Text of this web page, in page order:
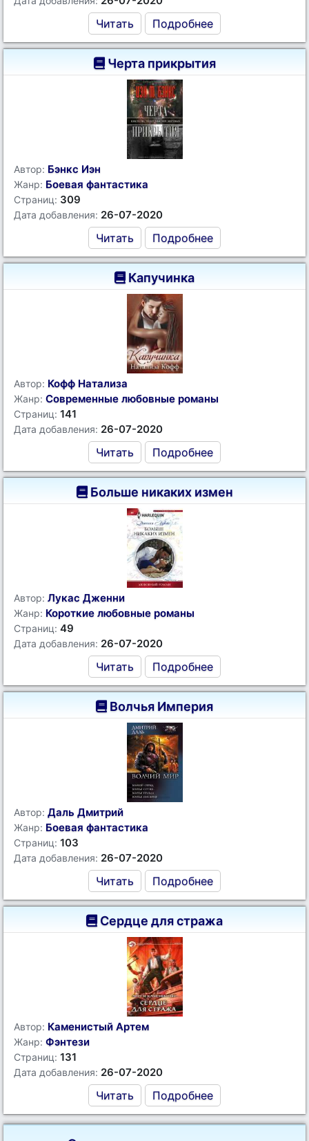
Читать Подробнее
Черта прикрытия
Автор: Бэнкс Иэн
Жанр: Боевая фантастика
Страниц: 309
Дата добавления: 26-07-2020
Читать Подробнее
Капучинка
Автор: Кофф Натализа
Жанр: Современные любовные романы
Страниц: 141
Дата добавления: 26-07-2020
Читать Подробнее
Больше никаких измен
Автор: Лукас Дженни
Жанр: Короткие любовные романы
Страниц: 49
Дата добавления: 26-07-2020
Читать Подробнее
Волчья Империя
Автор: Даль Дмитрий
Жанр: Боевая фантастика
Страниц: 103
Дата добавления: 26-07-2020
Читать Подробнее
Сердце для стража
Автор: Каменистый Артем
Жанр: Фэнтези
Страниц: 131
Дата добавления: 26-07-2020
Читать Подробнее